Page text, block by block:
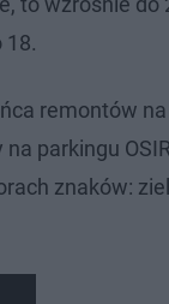
18.
remontów na
parkingu
znaków: